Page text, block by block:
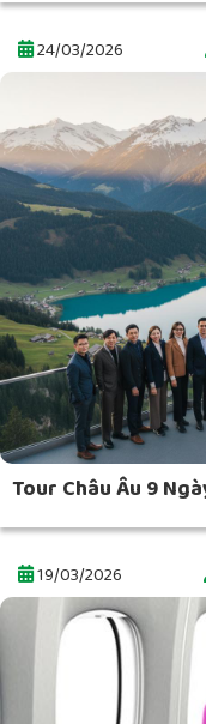
24/03/2026
Tour Châu Âu 9
19/03/2026